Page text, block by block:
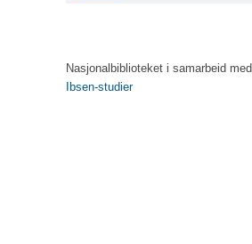
Nasjonalbiblioteket i samarbeid med
Ibsen-studier